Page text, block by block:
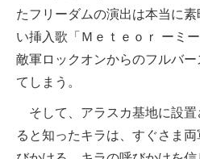
たフリーダムの演出は本当に素
い挿入歌「Ｍｅｔｅｏｒ ーミ
敵軍ロックオンからのフルバ
てしまう。
そして、アラスカ基地に設置
ると知ったキラは、すぐさま